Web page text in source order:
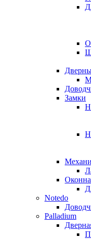
Замки
Notedo
Palladium